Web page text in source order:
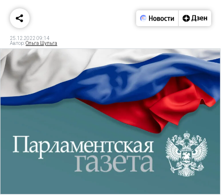
25.12.2022 09:14
Автор:Ольга Шульга